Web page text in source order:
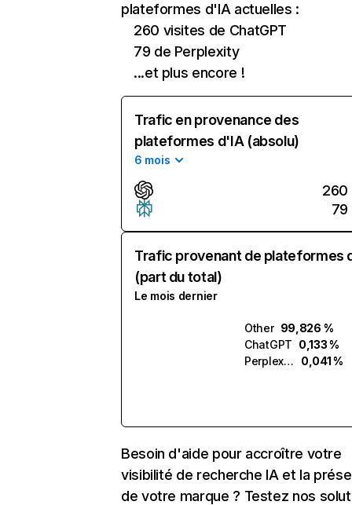
plateformes d'IA actuelles :
260 visites de ChatGPT
79 de Perplexity
...et plus encore !
Trafic en provenance des
plateformes d'IA (absolu)
6 mois
260
79
Trafic provenant de plateformes
(part du total)
Le mois dernier
Other 99,826 %
ChatGPT 0,133 %
Perplexity
0,041 %
Besoin d'aide pour accroître votre
visibilité de recherche IA et la
de votre marque ? Testez nos